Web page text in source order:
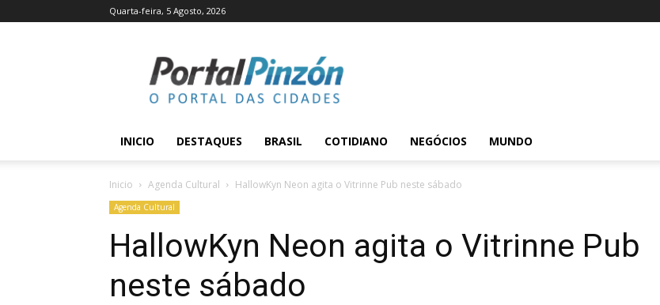
Quarta-feira, 5 Agosto, 2026
Pinzón
INICIO DESTAQUES BRASIL COTIDIANO NEGÓCIOS MUNDO
Inicio Agenda Cultural HallowKyn Neon agita o Vitrinne Pub neste sábado
Agenda Cultural
HallowKyn Neon agita o Vitrinne Pub
neste sábado